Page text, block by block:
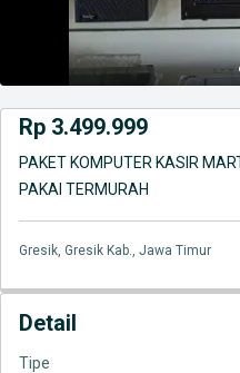
Rp 3.499.999
PAKET KOMPUTER KASIR
PAKAI TERMURAH
Gresik, Gresik Kab., Jawa Timur
Detail
Tipe